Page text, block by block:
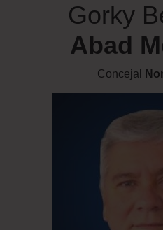
Gorky
Abad
Concejal